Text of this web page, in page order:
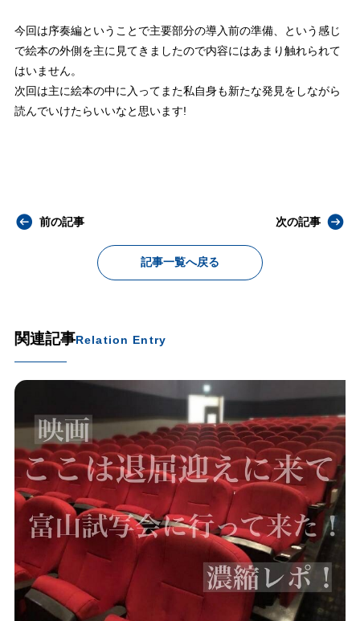
今回は序奏編ということで主要部分の導入前の準備、という感じ
で絵本の外側を主に見てきましたので内容にはあまり触れられて
はいません。
次回は主に絵本の中に入ってまた私自身も新たな発見をしながら
読んでいけたらいいなと思います!
前の記事
記事一覧へ戻る
次の記事
関連記事Relation Entry